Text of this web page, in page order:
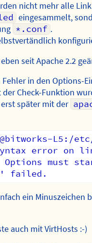
nicht mehr alle
eingesammelt,
*.conf .
seit Apache 2.2
Fehler in den Options-
der Check-Funktion
später mit der
L5:/
error on
must
ein Minuszeichen
auch mit VirtHosts :-)